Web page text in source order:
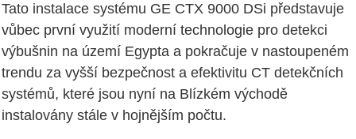
Tato instalace systému GE CTX 9000 DSi představuje
vůbec první využití moderní technologie pro detekci
výbušnin na území Egypta a pokračuje v nastoupeném
trendu za vyšší bezpečnost a efektivitu CT detekčních
systémů, které jsou nyní na Blízkém východě
instalovány stále v hojnějším počtu.